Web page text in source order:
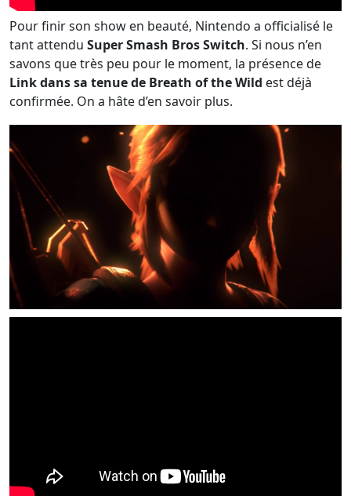
Pour finir son show en beauté, Nintendo a officialisé le
tant attendu Super Smash Bros Switch. Si nous n’en
savons que très peu pour le moment, la présence de
Link dans sa tenue de Breath of the Wild est déjà
confirmée. On a hâte d’en savoir plus.